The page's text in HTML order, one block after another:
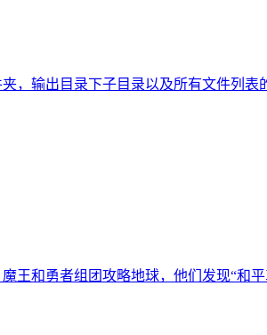
，输出目录下子目录以及所有文件列表
王和勇者组团攻略地球，他们发现“和